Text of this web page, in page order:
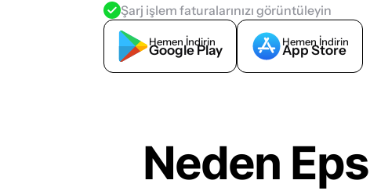
Şarj işlem faturalarınızı görüntüleyin
Hemen İndirin
Google Play
Hemen İndirin
App Store
Neden